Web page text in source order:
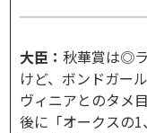
大臣： 秋華賞は◎
けど、ボンドガー
ヴィニアとのタメ
後に「オークスの